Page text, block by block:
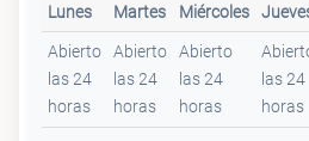
Lunes Martes Miércoles
Abierto
las 24
horas
Abierto
las 24
horas
Abierto
las 24
horas
las 24
horas